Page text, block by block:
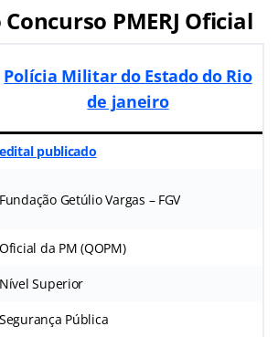
PMERJ Oficial
Polícia Militar do Estado do Rio
de janeiro
edital publicado
Fundação Getúlio Vargas – FGV
Oficial da PM (QOPM)
Nível Superior
Segurança Pública